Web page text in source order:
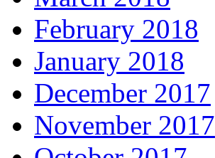
February 2018
January 2018
December 2017
November 2017